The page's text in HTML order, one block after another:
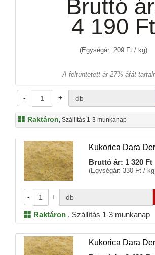
Bruttó
4 190 Ft
(Egységár: 209 Ft / kg)
A feltüntetett ár 27% áfát
- + db
Raktáron, Szállítás 1-3 munkanap
Kukorica Dara
Bruttó ár: 1 320 Ft
(Egységár: 330 Ft /
- + db
Raktáron , Szállítás 1-3 munkanap
Kukorica Dara